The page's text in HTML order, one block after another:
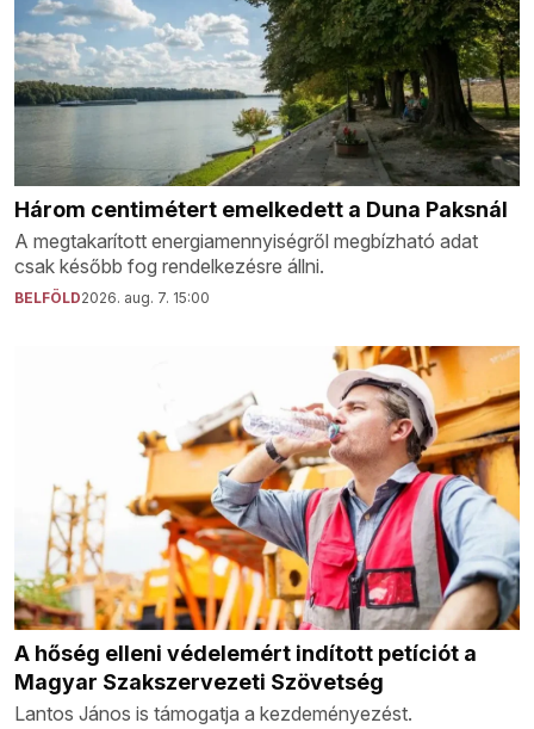
Három centimétert emelkedett a Duna Paksnál
A megtakarított energiamennyiségről megbízható adat
csak később fog rendelkezésre állni.
BELFÖLD2026. aug. 7. 15:00
A hőség elleni védelemért indított petíciót a
Magyar Szakszervezeti Szövetség
Lantos János is támogatja a kezdeményezést.